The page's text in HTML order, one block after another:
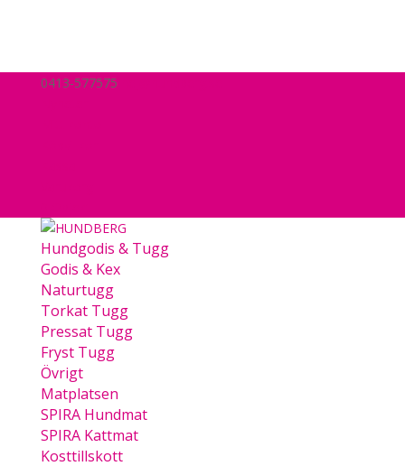
0413-577575
Hundgodis & Tugg
Godis & Kex
Naturtugg
Torkat Tugg
Pressat Tugg
Fryst Tugg
Övrigt
Matplatsen
SPIRA Hundmat
SPIRA Kattmat
Kosttillskott